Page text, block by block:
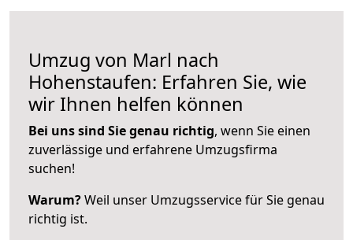
Umzug von Marl nach
Hohenstaufen: Erfahren Sie, wie
wir Ihnen helfen können
Bei uns sind Sie genau richtig, wenn Sie einen
zuverlässige und erfahrene Umzugsfirma
suchen!
Warum?Weil unser Umzugsservice für Sie genau
richtig ist.